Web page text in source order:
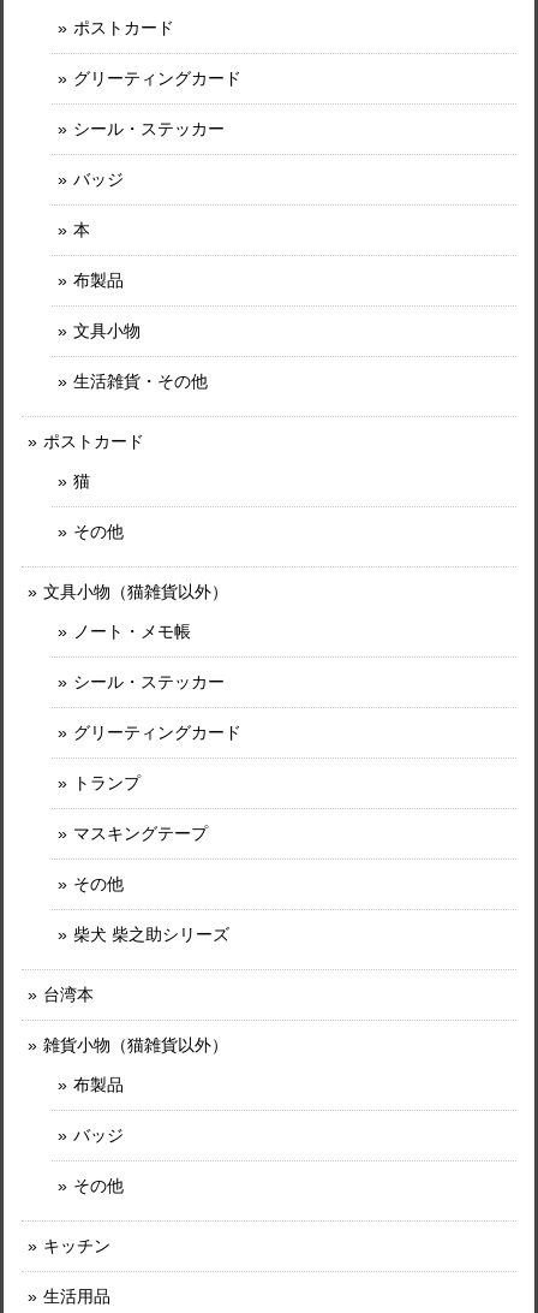
ポストカード
グリーティングカード
シール・ステッカー
バッジ
本
布製品
文具小物
生活雑貨・その他
ポストカード
猫
その他
文具小物（猫雑貨以外）
ノート・メモ帳
シール・ステッカー
グリーティングカード
トランプ
マスキングテープ
その他
柴犬 柴之助シリーズ
台湾本
雑貨小物（猫雑貨以外）
布製品
バッジ
その他
キッチン
生活用品